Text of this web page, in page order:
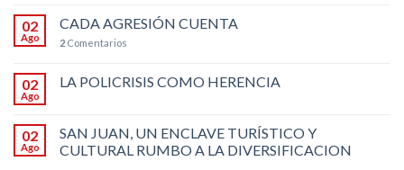
02
Ago
CADA AGRESIÓN CUENTA
2 Comentarios
02
Ago
LA POLICRISIS COMO HERENCIA
02
Ago
SAN JUAN, UN ENCLAVE TURÍSTICO Y
CULTURAL RUMBO A LA DIVERSIFICACION